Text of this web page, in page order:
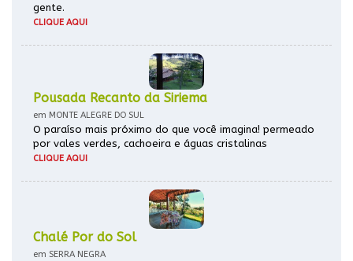
gente.
CLIQUE AQUI
Pousada Recanto da Siriema
em MONTE ALEGRE DO SUL
O paraíso mais próximo do que você imagina! permeado
por vales verdes, cachoeira e águas cristalinas
CLIQUE AQUI
Chalé Por do Sol
em SERRA NEGRA